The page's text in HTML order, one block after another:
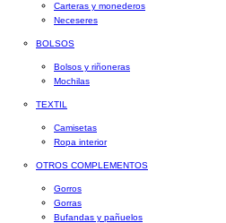
Carteras y monederos
Neceseres
BOLSOS
Bolsos y riñoneras
Mochilas
TEXTIL
Camisetas
Ropa interior
OTROS COMPLEMENTOS
Gorros
Gorras
Bufandas y pañuelos